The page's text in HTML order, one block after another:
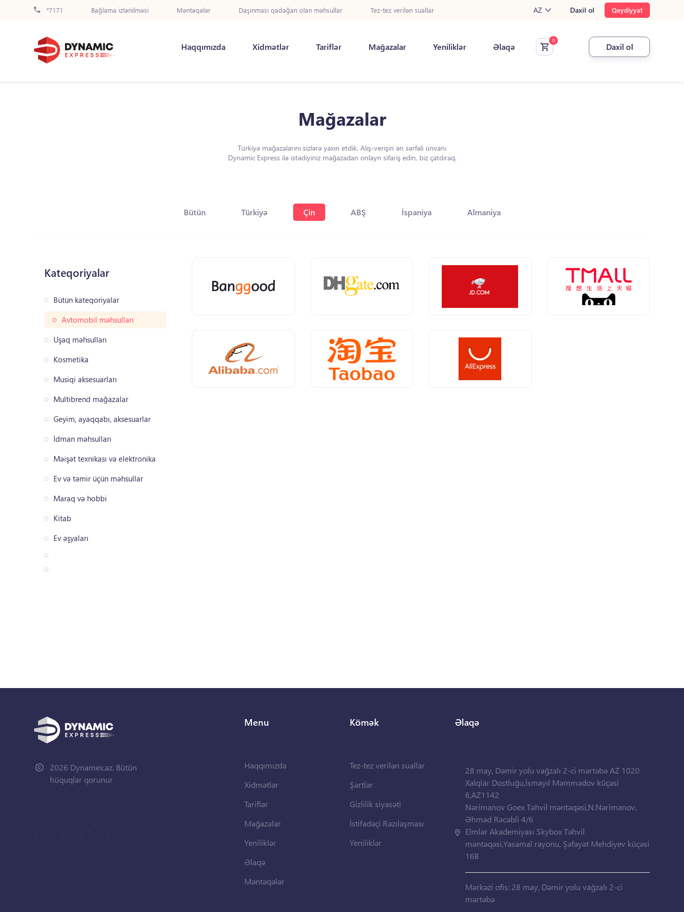
*7171 Bağlama izlənilməsi Məntəqələr Daşınması qadağan olan məhsullar Tez-tez verilən suallar AZ Daxil ol Qeydiyyat
Haqqımızda Xidmətlər Tariflər Mağazalar Yeniliklər Əlaqə Daxil ol
Mağazalar
Türkiyə mağazalarını sizlərə yaxın etdik. Alış-verişin ən sərfəli ünvanı
Dynamic Express ilə istədiyiniz mağazadan onlayn sifariş edin, biz çatdıraq.
Bütün Türkiyə Çin ABŞ İspaniya Almaniya
Kateqoriyalar
Bütün kateqoriyalar
Avtomobil məhsulları
Uşaq məhsulları
Kosmetika
Musiqi aksesuarları
Multibrend mağazalar
Geyim, ayaqqabı, aksesuarlar
İdman məhsulları
Məişət texnikası və elektronika
Ev və təmir üçün məhsullar
Maraq və hobbi
Kitab
Ev əşyaları
2026 Dynamex.az. Bütün
hüquqlar qorunur
Menu
Haqqımızda
Xidmətlər
Tariflər
Mağazalar
Yeniliklər
Əlaqə
Məntəqələr
Kömək
Tez-tez verilən suallar
Şərtlər
Gizlilik siyasəti
İstifadəçi Razılaşması
Yeniliklər
Əlaqə
28 may, Dəmir yolu vağzalı 2-ci mərtəbə AZ 1020
Xalqlar Dostluğu,İsmayıl Məmmədov küçəsi
6,AZ1142
Nərimanov Goex Təhvil məntəqəsi,N.Nərimanov,
Əhməd Rəcəbli 4/6
Elmlər Akademiyası Skybox Təhvil
məntəqəsi,Yasamal rayonu, Şəfayət Mehdiyev küçəsi
16B
Mərkəzi ofis: 28 may, Dəmir yolu vağzalı 2-ci
mərtəbə